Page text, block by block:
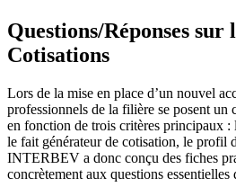
Questions/Réponses sur
Cotisations
Lors de la mise en place d’un nouvel
professionnels de la filière se posent un
en fonction de trois critères principaux :
le fait générateur de cotisation, le profil
INTERBEV a donc conçu des fiches
concrètement aux questions essentielles